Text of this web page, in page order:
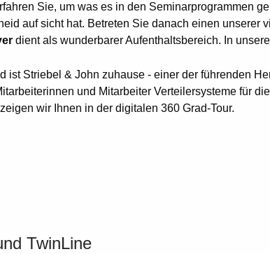
Sie, um was es in den Seminarprogrammen
auf sicht hat. Betreten Sie danach einen unserer
dient als wunderbarer Aufenthaltsbereich. In
ist Striebel & John zuhause - einer der führenden
und Mitarbeiter Verteilersysteme für
wir Ihnen in der digitalen 360 Grad-Tour.
TwinLine